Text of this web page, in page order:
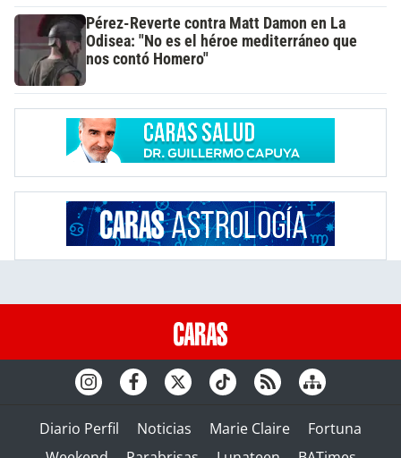
Pérez-Reverte contra Matt Damon en La
Odisea: "No es el héroe mediterráneo que
nos contó Homero"
Diario Perfil Noticias Marie Claire
Fortuna